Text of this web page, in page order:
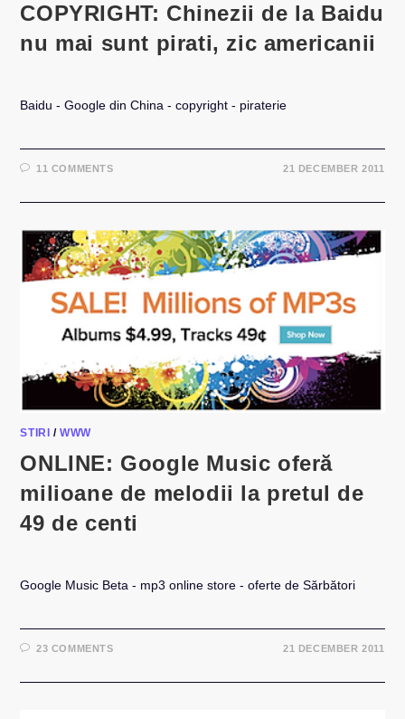
COPYRIGHT: Chinezii de la Baidu
nu mai sunt pirati, zic americanii
Baidu - Google din China - copyright - piraterie
11 COMMENTS 21 DECEMBER 2011
STIRI /WWW
ONLINE: Google Music oferă
milioane de melodii la pretul de
49 de centi
Google Music Beta - mp3 online store - oferte de Sărbători
23 COMMENTS 21 DECEMBER 2011